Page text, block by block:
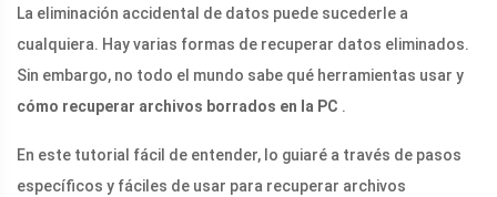
La eliminación accidental de datos puede sucederle a
cualquiera. Hay varias formas de recuperar datos eliminados.
Sin embargo, no todo el mundo sabe qué herramientas usar y
cómo recuperar archivos borrados en la PC .
En este tutorial fácil de entender, lo guiaré a través de pasos
específicos y fáciles de usar para recuperar archivos